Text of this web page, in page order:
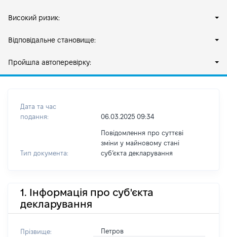
Високий ризик:
Відповідальне становище:
Пройшла автоперевірку:
Дата та час
подання:
06.03.2025 09:34
Тип документа:
Повідомлення про суттєві
зміни у майновому стані
субʼєкта декларування
1. Інформація про суб'єкта
декларування
Прізвище: Петров